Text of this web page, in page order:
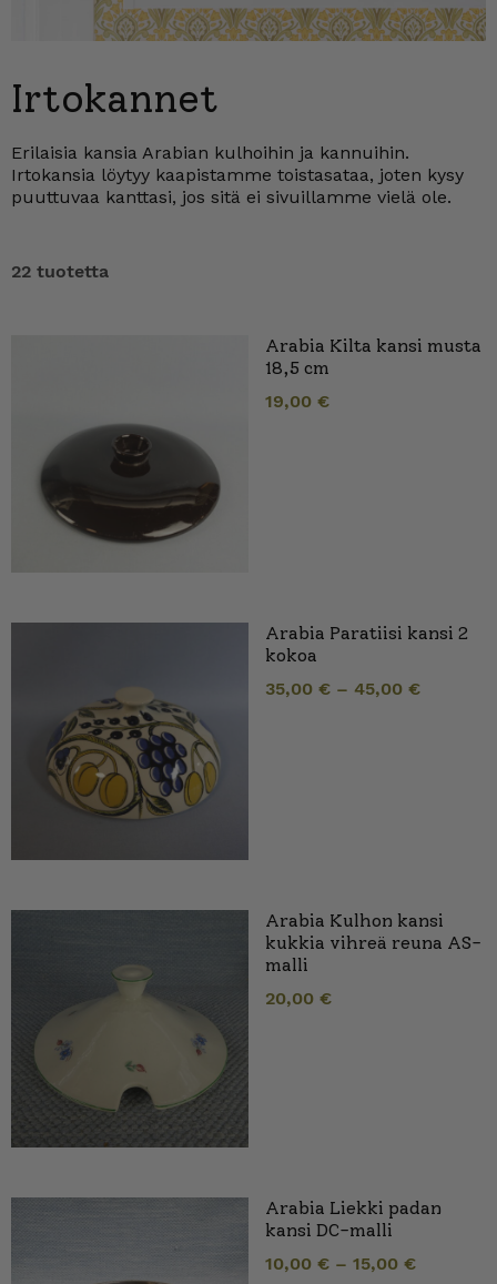
Irtokannet
Erilaisia kansia Arabian kulhoihin ja kannuihin.
Irtokansia löytyy kaapistamme toistasataa, joten kysy
puuttuvaa kanttasi, jos sitä ei sivuillamme vielä ole.
22 tuotetta
Arabia Kilta kansi musta
18,5 cm
19,00 €
Arabia Paratiisi kansi 2
kokoa
35,00 € – 45,00 €
Arabia Kulhon kansi
kukkia vihreä reuna AS-
malli
20,00 €
Arabia Liekki padan
kansi DC-malli
10,00 € – 15,00 €